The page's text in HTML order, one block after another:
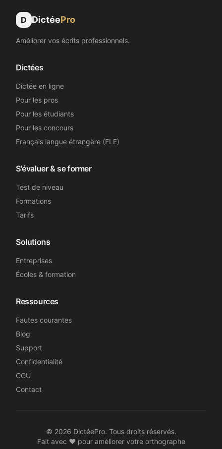
D DictéePro
Améliorer vos écrits professionnels.
Dictées
Dictée en ligne
Pour les pros
Pour les étudiants
Pour les concours
Français langue étrangère (FLE)
S'évaluer & se former
Test de niveau
Formations
Tarifs
Solutions
Entreprises
Écoles & formation
Ressources
Fautes courantes
Blog
Support
Confidentialité
CGU
Contact
© 2026 DictéePro. Tous droits réservés.
Fait avec ❤️ pour améliorer votre orthographe